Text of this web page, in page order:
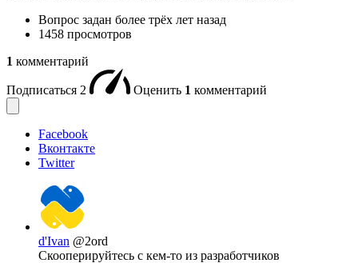
Вопрос задан более трёх лет назад
1458 просмотров
1 комментарий
Подписаться 2 Оценить 1 комментарий
Facebook
Вконтакте
Twitter
d'Ivan @2ord
Скооперируйтесь с кем-то из разработчиков